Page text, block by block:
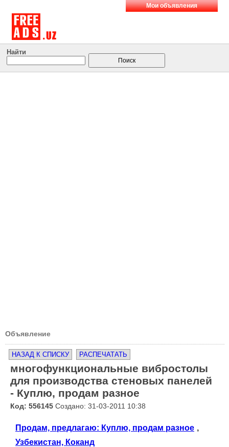
Мои объявления
Найти
Объявление
НАЗАД К СПИСКУ РАСПЕЧАТАТЬ
многофункциональные вибростолы
для производства стеновых панелей
- Куплю, продам разное
Код: 556145 Создано: 31-03-2011 10:38
Продам, предлагаю: Куплю, продам разное ,
Узбекистан, Коканд